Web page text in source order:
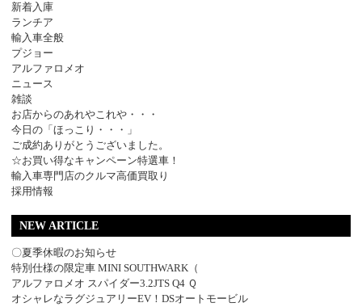
新着入庫
ランチア
輸入車全般
プジョー
アルファロメオ
ニュース
雑談
お店からのあれやこれや・・・
今日の「ほっこり・・・」
ご成約ありがとうございました。
☆お買い得なキャンペーン特選車！
輸入車専門店のクルマ高価買取り
採用情報
NEW ARTICLE
〇夏季休暇のお知らせ
特別仕様の限定車 MINI SOUTHWARK（
アルファロメオ スパイダー3.2JTS Q4 Ｑ
オシャレなラグジュアリーEV！DSオートモービル